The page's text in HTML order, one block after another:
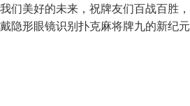
们美好的未来，祝牌友们百战百胜
隐形眼镜识别扑克麻将牌九的新纪